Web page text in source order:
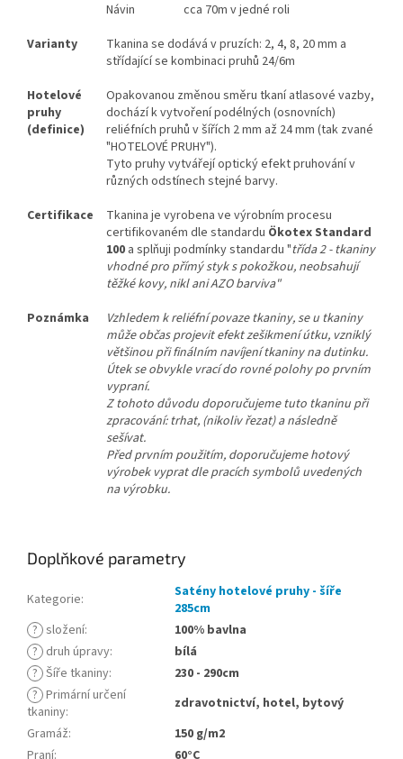
Návin
cca 70m v jedné roli
Varianty
Tkanina se dodává v pruzích: 2, 4, 8, 20 mm a
střídající se kombinaci pruhů 24/6m
Hotelové
pruhy
(definice)
Opakovanou změnou směru tkaní atlasové vazby,
dochází k vytvoření podélných (osnovních)
reliéfních pruhů v šířích 2 mm až 24 mm (tak zvané
"HOTELOVÉ PRUHY").
Tyto pruhy vytvářejí optický efekt pruhování v
různých odstínech stejné barvy.
Certifikace
Tkanina je vyrobena ve výrobním procesu
certifikovaném dle standardu Ökotex Standard
100 a splňuji podmínky standardu "třída 2 - tkaniny
vhodné pro přímý styk s pokožkou, neobsahují
těžké kovy, nikl ani AZO barviva"
Poznámka
Vzhledem k reliéfní povaze tkaniny, se u tkaniny
může občas projevit efekt zešikmení útku, vzniklý
většinou při finálním navíjení tkaniny na dutinku.
Útek se obvykle vrací do rovné polohy po prvním
vypraní.
Z tohoto důvodu doporučujeme tuto tkaninu při
zpracování: trhat, (nikoliv řezat) a následně
sešívat.
Před prvním použitím, doporučujeme hotový
výrobek vyprat dle pracích symbolů uvedených
na výrobku.
Doplňkové parametry
Kategorie:
Satény hotelové pruhy - šíře
285cm
? složení:
100% bavlna
? druh úpravy:
bílá
? Šíře tkaniny:
230 - 290cm
? Primární určení
tkaniny:
zdravotnictví, hotel, bytový
Gramáž:
150 g/m2